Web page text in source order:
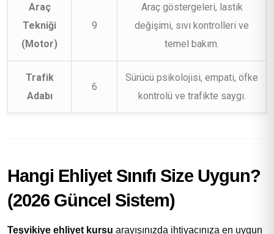
Araç
Tekniği
(Motor)
9
Araç göstergeleri, lastik
değişimi, sıvı kontrolleri ve
temel bakım.
Trafik
Adabı
6
Sürücü psikolojisi, empati, öfke
kontrolü ve trafikte saygı.
Hangi Ehliyet Sınıfı Size Uygun?
(2026 Güncel Sistem)
Teşvikiye ehliyet kursu arayışınızda ihtiyacınıza en uygun